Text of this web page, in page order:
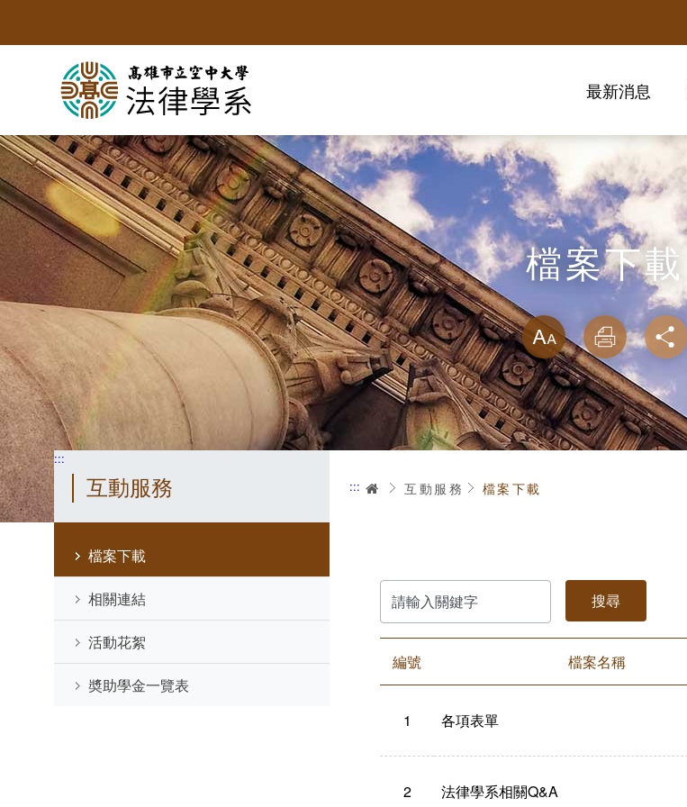
要
最新消息
檔案下載
放大
列印
:::
互動服務
檔案下載
相關連結
活動花絮
奬助學金一覽表
::: 首頁互動服務 檔案下載
請
輸
入
關
鍵
字編號 檔案名稱
1 各項表單
2 法律學系相關Q&A